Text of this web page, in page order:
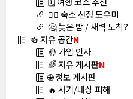
🏊‍♀️ 숙소 선정 도우미
🤔 늦은 밤 / 새벽 도착?
🍻 자유 공간N
🤚 가입 인사
🌈 자유 게시판N
🌐 정보 게시판
🔥 사기/내상 피해